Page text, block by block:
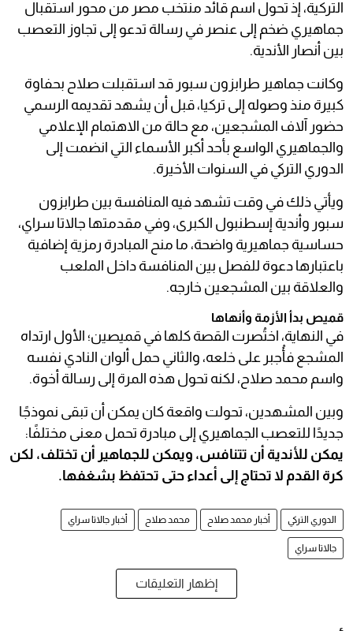
التركية، إذ تحول اسم قائد منتخب مصر من محور استقبال
جماهيري ضخم إلى عنصر في رسالة تدعو إلى تجاوز التعصب
بين أنصار الأندية.
وكانت جماهير طرابزون سبور قد استقبلت صلاح بحفاوة
كبيرة منذ وصوله إلى تركيا، قبل أن يشهد تقديمه الرسمي
حضور آلاف المشجعين، مع حالة من الاهتمام الإعلامي
والجماهيري الواسع بأحد أكبر الأسماء التي انضمت إلى
الدوري التركي في السنوات الأخيرة.
ويأتي ذلك في وقت تشهد فيه المنافسة بين طرابزون
سبور وأندية إسطنبول الكبرى، وفي مقدمتها جالاتا سراي،
حساسية جماهيرية واضحة، ما منح المبادرة رمزية إضافية
باعتبارها دعوة للفصل بين المنافسة داخل الملعب
والعلاقة بين المشجعين خارجه.
قميص بدأ الأزمة وأنهاها
في النهاية، اختُصرت القصة كلها في قميصين؛ الأول ارتداه
المشجع فأُجبر على خلعه، والثاني حمل ألوان النادي نفسه
واسم محمد صلاح، لكنه تحول هذه المرة إلى رسالة أخوة.
وبين المشهدين، تحولت واقعة كان يمكن أن تبقى نموذجًا
جديدًا للتعصب الجماهيري إلى مبادرة تحمل معنى مختلفًا:
يمكن للأندية أن تتنافس، ويمكن للجماهير أن تختلف، لكن
كرة القدم لا تحتاج إلى أعداء حتى تحتفظ بشغفها.
الدوري التركي أخبار محمد صلاح محمد صلاح أخبار جالاتا سراي
جالاتا سراي
إظهار التعليقات